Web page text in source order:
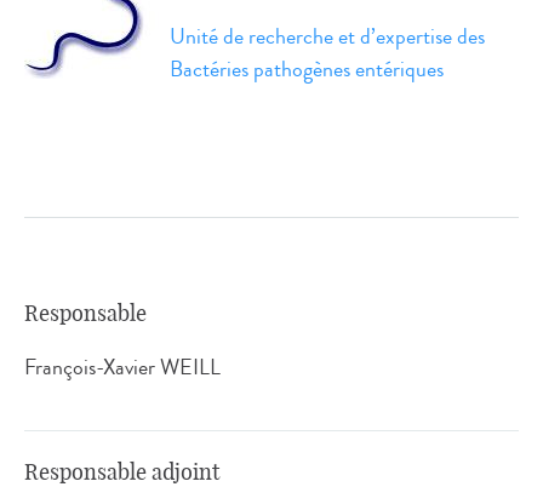
Unité de recherche et d’expertise des
Bactéries pathogènes entériques
Responsable
François-Xavier WEILL
Responsable adjoint